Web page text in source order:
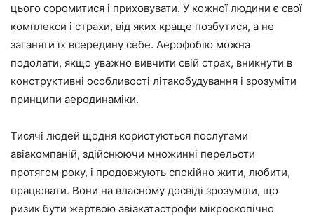
цього соромитися і приховувати. У кожної людини є свої
комплекси і страхи, від яких краще позбутися, а не
заганяти їх всередину себе. Аерофобію можна
подолати, якщо уважно вивчити свій страх, вникнути в
конструктивні особливості літакобудування і зрозуміти
принципи аеродинаміки.
Тисячі людей щодня користуються послугами
авіакомпаній, здійснюючи множинні перельоти
протягом року, і продовжують спокійно жити, любити,
працювати. Вони на власному досвіді зрозуміли, що
ризик бути жертвою авіакатастрофи мікроскопічно